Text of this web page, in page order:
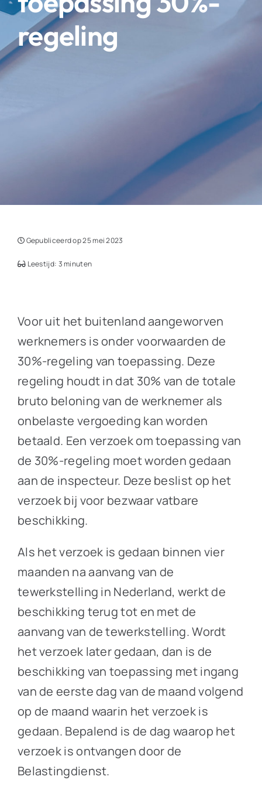
regeling
Gepubliceerd op 25 mei 2023
Leestijd: 3 minuten
Voor uit het buitenland aangeworven
werknemers is onder voorwaarden de
30%-regeling van toepassing. Deze
regeling houdt in dat 30% van de totale
bruto beloning van de werknemer als
onbelaste vergoeding kan worden
betaald. Een verzoek om toepassing van
de 30%-regeling moet worden gedaan
aan de inspecteur. Deze beslist op het
verzoek bij voor bezwaar vatbare
beschikking.
Als het verzoek is gedaan binnen vier
maanden na aanvang van de
tewerkstelling in Nederland, werkt de
beschikking terug tot en met de
aanvang van de tewerkstelling. Wordt
het verzoek later gedaan, dan is de
beschikking van toepassing met ingang
van de eerste dag van de maand volgend
op de maand waarin het verzoek is
gedaan. Bepalend is de dag waarop het
verzoek is ontvangen door de
Belastingdienst.